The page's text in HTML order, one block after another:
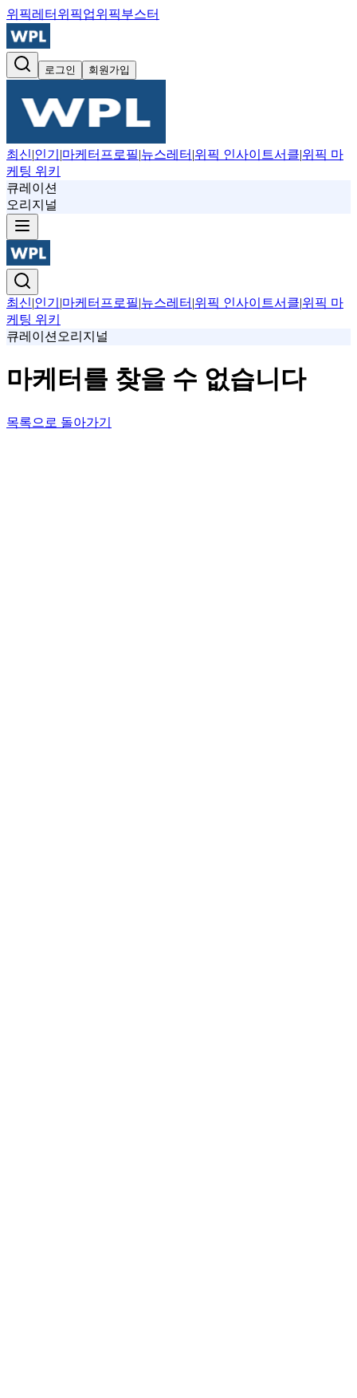
위픽레터 위픽업위픽부스터
로그인 회원가입
최신|인기 |마케터프로필|뉴스레터 |위픽 인사이트서클|위픽 마
케팅 위키
큐레이션
오리지널
최신|인기 |마케터프로필|뉴스레터 |위픽 인사이트서클|위픽 마
케팅 위키
큐레이션 오리지널
마케터를 찾을 수 없습니다
목록으로 돌아가기